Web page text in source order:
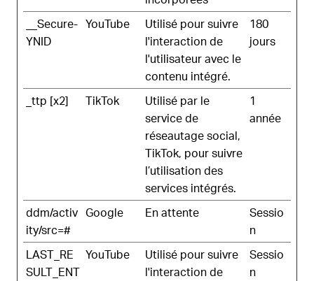
__Secure-
YNID
YouTube
Utilisé pour suivre
l'interaction de
l'utilisateur avec le
contenu intégré.
180
jours
_ttp [x2] TikTok
Utilisé par le
service de
réseautage social,
TikTok, pour suivre
l’utilisation des
services intégrés.
1
année
ddm/activ
ity/src=#
Google En attente
Sessio
n
LAST_RE
SULT_ENT
YouTube
Utilisé pour suivre
l'interaction de
Sessio
n